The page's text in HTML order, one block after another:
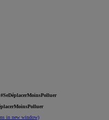
in new window)